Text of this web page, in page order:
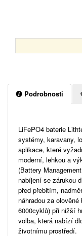
Podrobnosti
LiFePO4 baterie
systémy, karavany,
aplikace, které
moderní, lehkou a
(Battery
nabíjení se zárukou
před přebitím,
náhradou za
6000cyklů) při nižší
volba, která nabízí
životnímu prostředí.